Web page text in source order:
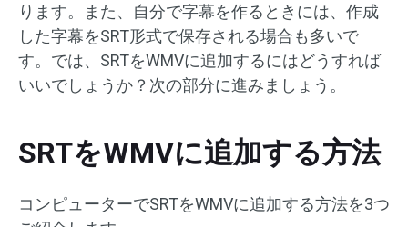
ります。また、自分で字幕を作るときには、作成
した字幕をSRT形式で保存される場合も多いで
す。では、SRTをWMVに追加するにはどうすれば
いいでしょうか？次の部分に進みましょう。
SRTをWMVに追加する方法
コンピューターでSRTをWMVに追加する方法を3つ